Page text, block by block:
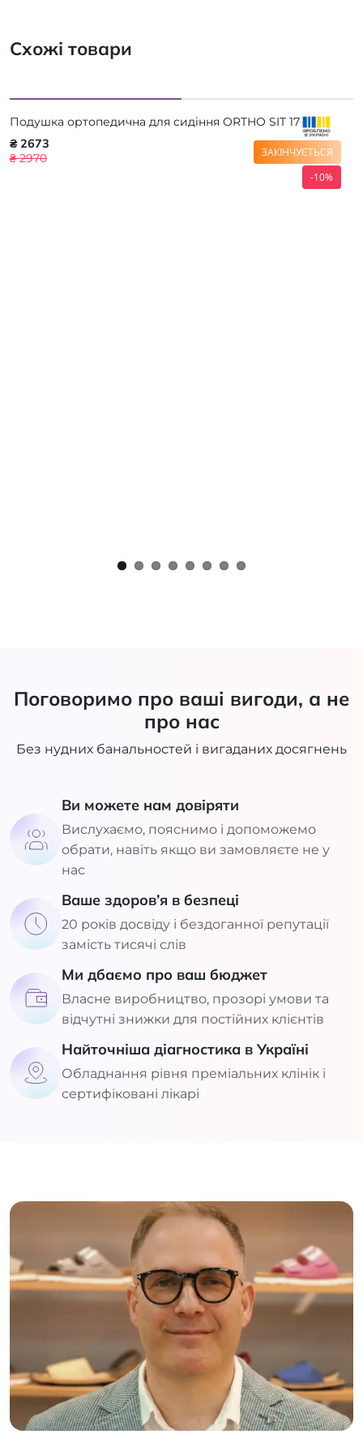
Схожі товари
ЗАКІНЧУЄТЬСЯ
-10%
Подушка ортопедична для сидіння ORTHO SIT 17006
₴ 2673
₴ 2970
Поговоримо про ваші вигоди, а не
про нас
Без нудних банальностей і вигаданих досягнень
Ви можете нам довіряти
Вислухаємо, пояснимо і допоможемо
обрати, навіть якщо ви замовляєте не у
нас
Ваше здоров’я в безпеці
20 років досвіду і бездоганної репутації
замість тисячі слів
Ми дбаємо про ваш бюджет
Власне виробництво, прозорі умови та
відчутні знижки для постійних клієнтів
Найточніша діагностика в Україні
Обладнання рівня преміальних клінік і
сертифіковані лікарі